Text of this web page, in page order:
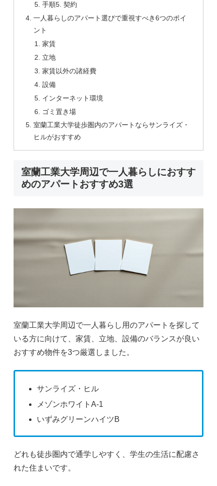
手順5. 契約
一人暮らしのアパート選びで重視すべき6つのポイ
ント
家賃
立地
家賃以外の諸経費
設備
インターネット環境
ゴミ置き場
室蘭工業大学徒歩圏内のアパートならサンライズ・
ヒルがおすすめ
室蘭工業大学周辺で一人暮らしにおすす
めのアパートおすすめ3選
室蘭工業大学周辺で一人暮らし用のアパートを探して
いる方に向けて、家賃、立地、設備のバランスが良い
おすすめ物件を3つ厳選しました。
サンライズ・ヒル
メゾンホワイトA-1
いずみグリーンハイツB
どれも徒歩圏内で通学しやすく、学生の生活に配慮さ
れた住まいです。